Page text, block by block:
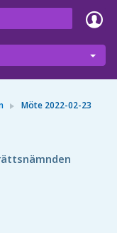
Möte 2022-02-23